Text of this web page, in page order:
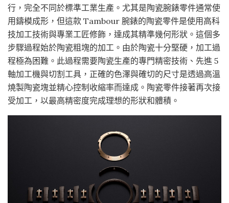
行，完全不同於標準工業生產。尤其是陶瓷腕錶零件通常使
用鑄模成形，但這款 Tambour 腕錶的陶瓷零件是使用高科
技加工技術與專業工匠修飾，達成其精準幾何形狀。這個多
步驟過程始於陶瓷粗塊的加工。由於陶瓷十分堅硬，加工過
程極為困難。此過程需要陶瓷生產的專門精密技術、先進 5
軸加工機與切割工具，正確的色澤與確切的尺寸是透過高溫
燒製陶瓷塊並精心控制收縮率而達成。陶瓷零件接著再次接
受加工，以最高精密度完成理想的形狀和體積。